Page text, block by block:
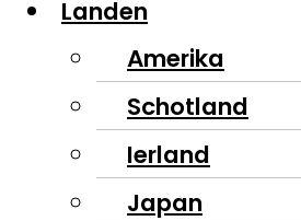
Landen
Amerika
Schotland
Ierland
Japan